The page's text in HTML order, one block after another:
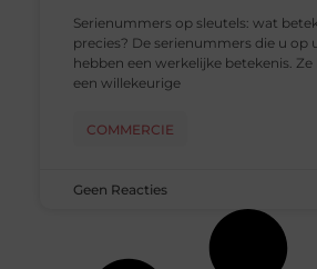
Serienummers op sleutels: wat
precies? De serienummers die u op
hebben een werkelijke betekenis.
een willekeurige
COMMERCIE
Geen Reacties